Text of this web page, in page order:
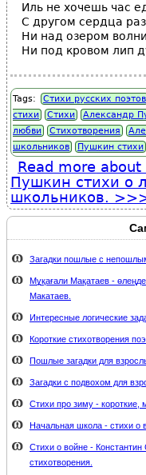
Иль не хочешь час
С другом сердца
Ни над озером
Ни под кровом лип
Tags: Стихи русских поэтов
стихи
Стихи
Александр
любви
Стихотворения
школьников
Пушкин стихи
Read more about
Пушкин стихи о
школьников.
Загадки пошлые с
Мұқағали Мақатаев -
Макатаев.
Интересные логические
Короткие стихотворения
Пошлые загадки для
Загадки с подвохом для
Стихи про зиму - короткие,
Начальная школа - стихи о
Стихи о войне -
стихотворения.